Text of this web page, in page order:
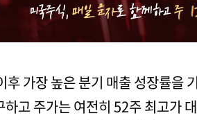
후 가장 높은 분기 매출 성장률을
고 주가는 여전히 52주 최고가